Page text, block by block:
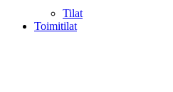
Tilat
Toimitilat